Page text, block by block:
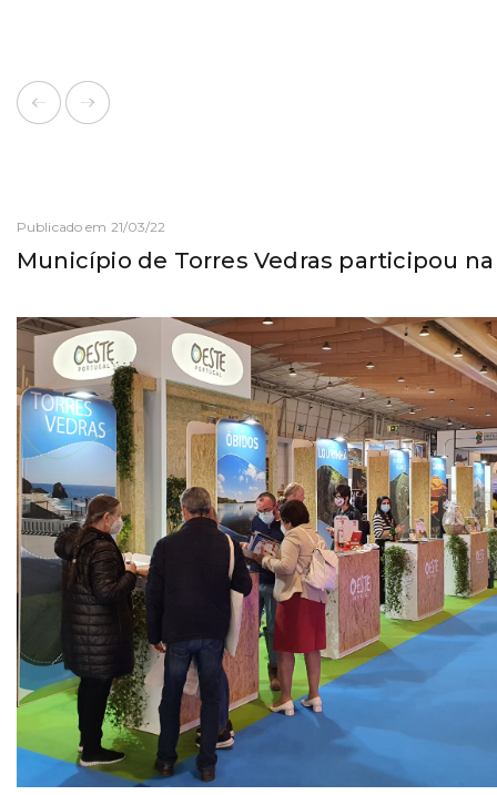
Publicado em 21/03/22
Município de Torres Vedras participou na